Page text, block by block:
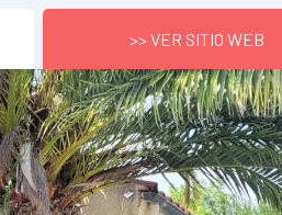
>> VER SITIO WEB